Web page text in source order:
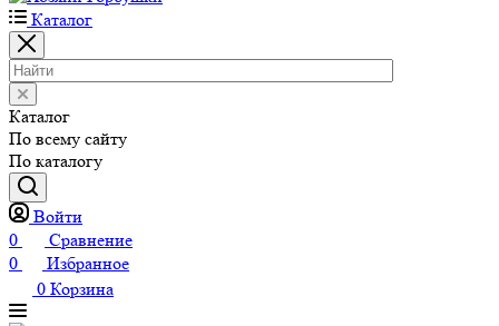
Каталог
Каталог
По всему сайту
По каталогу
Войти
0
Сравнение
0
Избранное
0 Корзина